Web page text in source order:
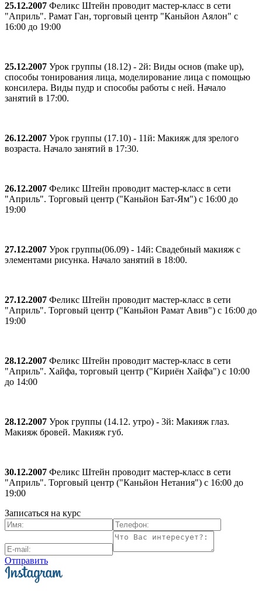
25.12.2007 Феликс Штейн проводит мастер-класс в сети
"Априль". Рамат Ган, торговый центр "Каньйон Аялон" с
16:00 до 19:00
25.12.2007 Урок группы (18.12) - 2й: Виды основ (make up),
способы тонирования лица, моделирование лица с помощью
консилера. Виды пудр и способы работы с ней. Начало
занятий в 17:00.
26.12.2007 Урок группы (17.10) - 11й: Макияж для зрелого
возраста. Начало занятий в 17:30.
26.12.2007 Феликс Штейн проводит мастер-класс в сети
"Априль". Торговый центр ("Каньйон Бат-Ям") с 16:00 до
19:00
27.12.2007 Урок группы(06.09) - 14й: Свадебный макияж с
элементами рисунка. Начало занятий в 18:00.
27.12.2007 Феликс Штейн проводит мастер-класс в сети
"Априль". Торговый центр ("Каньйон Рамат Авив") с 16:00 до
19:00
28.12.2007 Феликс Штейн проводит мастер-класс в сети
"Априль". Хайфа, торговый центр ("Кириён Хайфа") с 10:00
до 14:00
28.12.2007 Урок группы (14.12. утро) - 3й: Макияж глаз.
Макияж бровей. Макияж губ.
30.12.2007 Феликс Штейн проводит мастер-класс в сети
"Априль". Торговый центр ("Каньйон Нетания") с 16:00 до
19:00
Записаться на курс
Отправить